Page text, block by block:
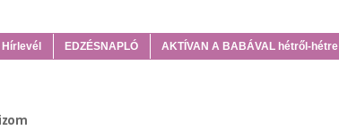
Hírlevél EDZÉSNAPLÓ AKTÍVAN A BABÁVAL hétről-hétre